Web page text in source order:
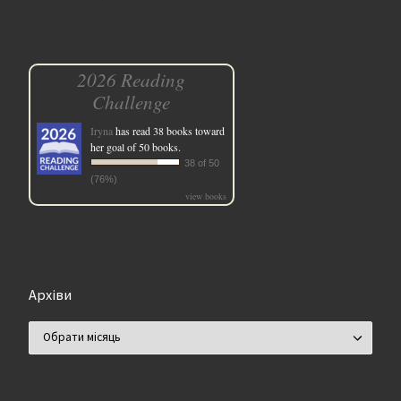
2026 Reading
Challenge
Irynahas read 38 books toward
her goal of 50 books.
38 of 50
(76%)
view books
Архіви